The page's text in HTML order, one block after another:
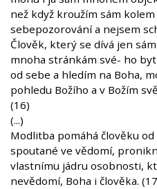
než když kroužím sám
sebepozorování a nejsem
Člověk, který se dívá jen
mnoha stránkám své- ho
od sebe a hledím na Boha,
pohledu Božího a v Božím
(16)
(...)
Modlitba pomáhá člověku
spoutané ve vědomí,
vlastnímu jádru osobnosti,
nevědomí, Boha i člověka.